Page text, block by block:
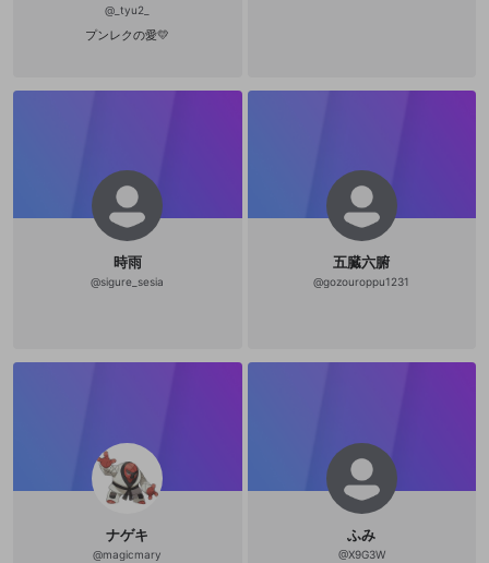
@ _tyu2_
プンレクの愛💛
時雨
@sigure_sesia
五臓六腑
@gozouroppu1231
ナゲキ
@magicmary
ふみ
@X9G3W